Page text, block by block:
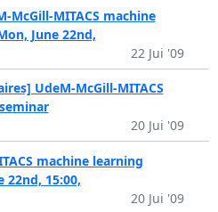
McGill-MITACS machine
June 22nd,
22 Jui '09
UdeM-McGill-MITACS
20 Jui '09
machine learning
22nd, 15:00,
20 Jui '09